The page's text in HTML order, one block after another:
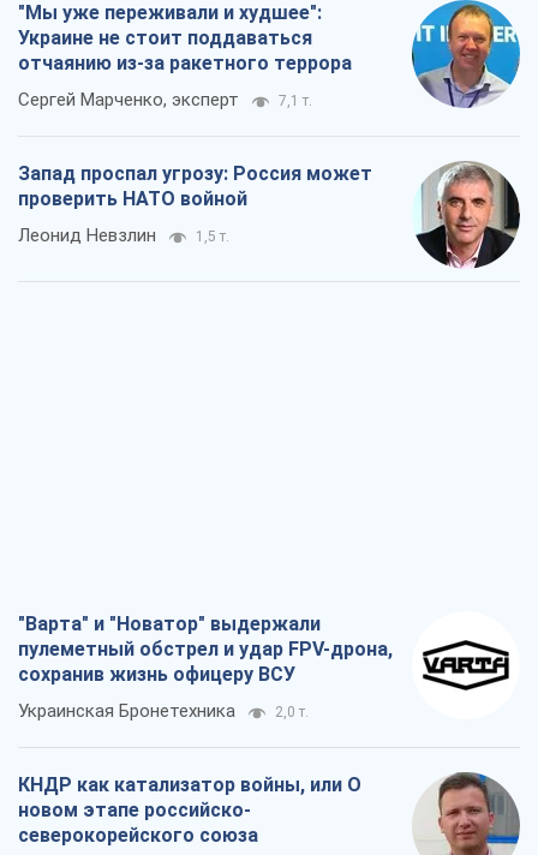
"Мы уже переживали и худшее":
Украине не стоит поддаваться
отчаянию из-за ракетного террора
Сергей Марченко, эксперт 7,1 т.
Запад проспал угрозу: Россия может
проверить НАТО войной
Леонид Невзлин 1,5 т.
"Варта" и "Новатор" выдержали
пулеметный обстрел и удар FPV-дрона,
сохранив жизнь офицеру ВСУ
Украинская Бронетехника 2,0 т.
КНДР как катализатор войны, или О
новом этапе российско-
северокорейского союза